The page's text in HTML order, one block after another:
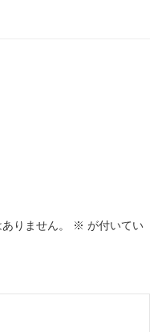
りません。 ※ が付いてい